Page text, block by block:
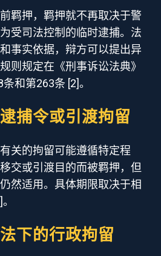
羁押，羁押就不再取决于警
受司法控制的临时逮捕。法
事实依据，辩方可以提出异
则规定在《刑事诉讼法典》
和第263条 [2]。
捕令或引渡拘留
关的拘留可能遵循特定程
交或引渡目的而被羁押，但
然适用。具体期限取决于相
下的行政拘留